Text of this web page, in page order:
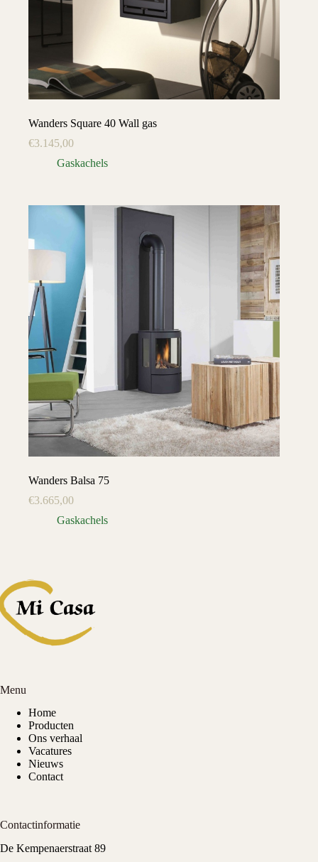
Wanders Square 40 Wall gas
€3.145,00
Gaskachels
Wanders Balsa 75
€3.665,00
Gaskachels
Menu
Home
Producten
Ons verhaal
Vacatures
Nieuws
Contact
Contactinformatie
De Kempenaerstraat 89